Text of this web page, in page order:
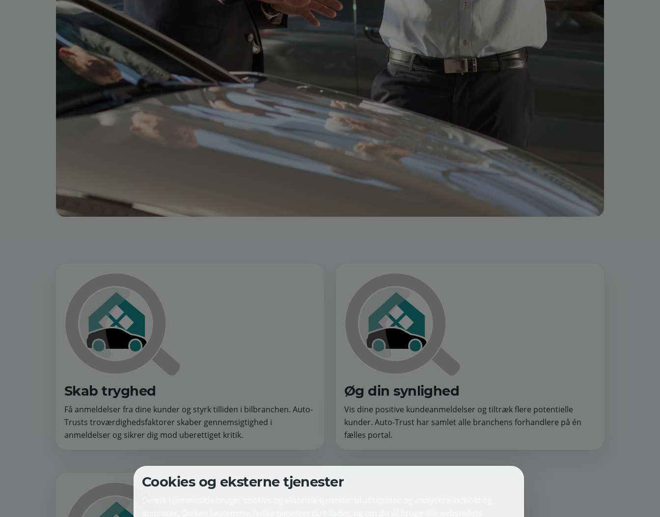
Skab tryghed
Få anmeldelser fra dine kunder og styrk tilliden i bilbranchen. Auto-
Trusts troværdighedsfaktorer skaber gennemsigtighed i
anmeldelser og sikrer dig mod uberettiget kritik.
Øg din synlighed
Vis dine positive kundeanmeldelser og tiltræk flere potentielle
kunder. Auto-Trust har samlet alle branchens forhandlere på én
fælles portal.
Cookies og eksterne tjenester